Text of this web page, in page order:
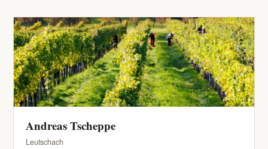
Andreas Tscheppe
Leutschach